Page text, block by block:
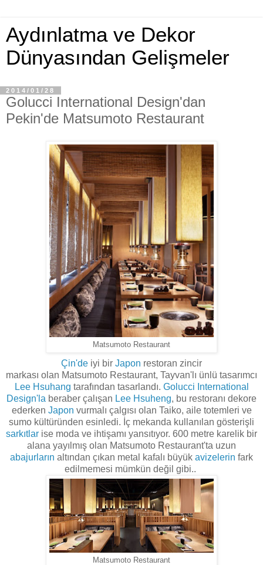
Aydınlatma ve Dekor
Dünyasından Gelişmeler
2014/01/28
Golucci International Design'dan
Pekin'de Matsumoto Restaurant
Matsumoto Restaurant
Çin'de iyi bir Japon restoran zincir
markası olan Matsumoto Restaurant, Tayvan'lı ünlü tasarımcı
Lee Hsuhang tarafından tasarlandı. Golucci International
Design'la beraber çalışan Lee Hsuheng, bu restoranı dekore
ederken Japon vurmalı çalgısı olan Taiko, aile totemleri ve
sumo kültüründen esinledi. İç mekanda kullanılan gösterişli
sarkıtlar ise moda ve ihtişamı yansıtıyor. 600 metre karelik bir
alana yayılmış olan Matsumoto Restaurant'ta uzun
abajurların altından çıkan metal kafalı büyük avizelerin fark
edilmemesi mümkün değil gibi..
Matsumoto Restaurant